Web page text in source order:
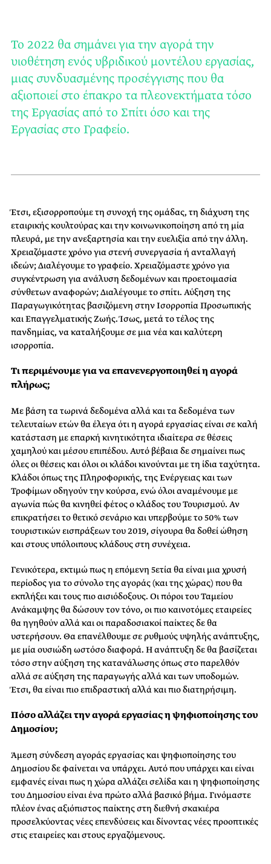
Το 2022 θα σημάνει για την αγορά την
υιοθέτηση ενός υβριδικού μοντέλου εργασίας,
μιας συνδυασμένης προσέγγισης που θα
αξιοποιεί στο έπακρο τα πλεονεκτήματα τόσο
της Εργασίας από το Σπίτι όσο και της
Εργασίας στο Γραφείο.
Έτσι, εξισορροπούμε τη συνοχή της ομάδας, τη διάχυση της
εταιρικής κουλτούρας και την κοινωνικοποίηση από τη μία
πλευρά, με την ανεξαρτησία και την ευελιξία από την άλλη.
Χρειαζόμαστε χρόνο για στενή συνεργασία ή ανταλλαγή
ιδεών; Διαλέγουμε το γραφείο. Χρειαζόμαστε χρόνο για
συγκέντρωση για ανάλυση δεδομένων και προετοιμασία
σύνθετων αναφορών; Διαλέγουμε το σπίτι. Αύξηση της
Παραγωγικότητας βασιζόμενη στην Ισορροπία Προσωπικής
και Επαγγελματικής Ζωής. Ίσως, μετά το τέλος της
πανδημίας, να καταλήξουμε σε μια νέα και καλύτερη
ισορροπία.
Τι περιμένουμε για να επανενεργοποιηθεί η αγορά
πλήρως;
Με βάση τα τωρινά δεδομένα αλλά και τα δεδομένα των
τελευταίων ετών θα έλεγα ότι η αγορά εργασίας είναι σε καλή
κατάσταση με επαρκή κινητικότητα ιδιαίτερα σε θέσεις
χαμηλού και μέσου επιπέδου. Αυτό βέβαια δε σημαίνει πως
όλες οι θέσεις και όλοι οι κλάδοι κινούνται με τη ίδια ταχύτητα.
Κλάδοι όπως της Πληροφορικής, της Ενέργειας και των
Τροφίμων οδηγούν την κούρσα, ενώ όλοι αναμένουμε με
αγωνία πώς θα κινηθεί φέτος ο κλάδος του Τουρισμού. Αν
επικρατήσει το θετικό σενάριο και υπερβούμε το 50% των
τουριστικών εισπράξεων του 2019, σίγουρα θα δοθεί ώθηση
και στους υπόλοιπους κλάδους στη συνέχεια.
Γενικότερα, εκτιμώ πως η επόμενη 5ετία θα είναι μια χρυσή
περίοδος για το σύνολο της αγοράς (και της χώρας) που θα
εκπλήξει και τους πιο αισιόδοξους. Οι πόροι του Ταμείου
Ανάκαμψης θα δώσουν τον τόνο, οι πιο καινοτόμες εταιρείες
θα ηγηθούν αλλά και οι παραδοσιακοί παίκτες δε θα
υστερήσουν. Θα επανέλθουμε σε ρυθμούς υψηλής ανάπτυξης,
με μία ουσιώδη ωστόσο διαφορά. Η ανάπτυξη δε θα βασίζεται
τόσο στην αύξηση της κατανάλωσης όπως στο παρελθόν
αλλά σε αύξηση της παραγωγής αλλά και των υποδομών.
Έτσι, θα είναι πιο επιδραστική αλλά και πιο διατηρήσιμη.
Πόσο αλλάζει την αγορά εργασίας η ψηφιοποίησης του
Δημοσίου;
Άμεση σύνδεση αγοράς εργασίας και ψηφιοποίησης του
Δημοσίου δε φαίνεται να υπάρχει. Αυτό που υπάρχει και είναι
εμφανές είναι πως η χώρα αλλάζει σελίδα και η ψηφιοποίησης
του Δημοσίου είναι ένα πρώτο αλλά βασικό βήμα. Γινόμαστε
πλέον ένας αξιόπιστος παίκτης στη διεθνή σκακιέρα
προσελκύοντας νέες επενδύσεις και δίνοντας νέες προοπτικές
στις εταιρείες και στους εργαζόμενους.